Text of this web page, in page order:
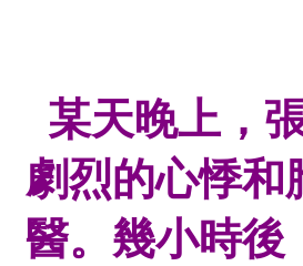
某天晚上，
劇烈的心悸和
醫。幾小時後